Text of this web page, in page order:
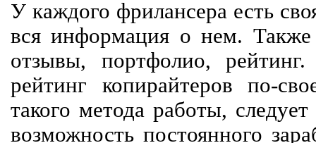
У каждого фрилансера есть
вся информация о нем. Также
отзывы, портфолио,
рейтинг копирайтеров по-
такого метода работы,
возможность постоянного